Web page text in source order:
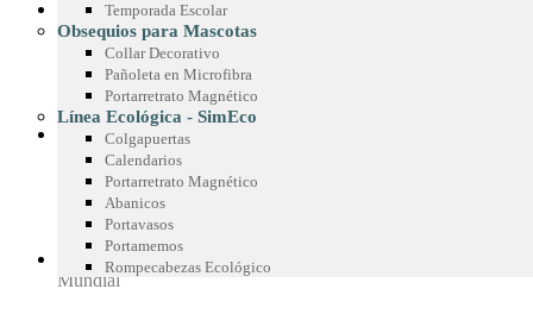
Temporada Escolar
Obsequios para Mascotas
Collar Decorativo
Pañoleta en Microfibra
Portarretrato Magnético
Línea Ecológica - SimEco
Colgapuertas
Calendarios
Portarretrato Magnético
Abanicos
Portavasos
Portamemos
Rompecabezas Ecológico
Mundial
Agenda Magnética Programación
Leer más
Mundial
Collar Decorativo para Mascotas
Leer más
Mundial